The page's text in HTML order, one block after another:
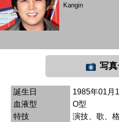
Kangin
写
誕生日
1985年01月
血液型
O型
特技
演技、歌、